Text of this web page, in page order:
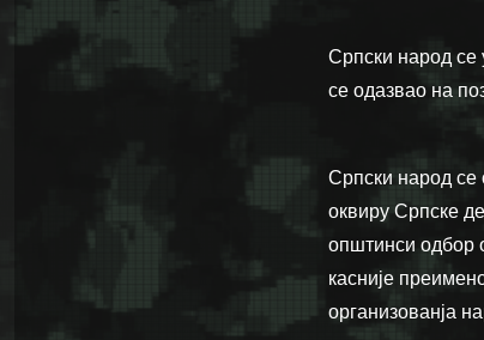
Српски народ се
се одазвао на
Српски народ се
оквиру Српске
општинси одбор
касније
организованја